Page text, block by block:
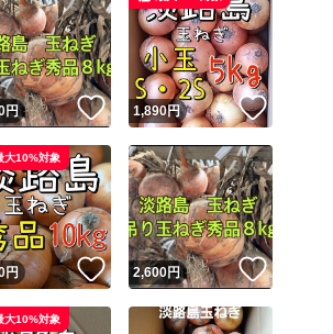
円 いいね！
1,890円 いいね！
円 いいね！
大10%対象
2,600円 いいね！
大10%対象